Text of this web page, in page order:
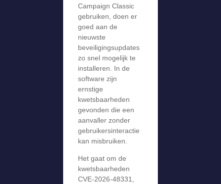
Campaign Classic
gebruiken, doen er
goed aan de
nieuwste
beveiligingsupdates
zo snel mogelijk te
installeren. In de
software zijn
ernstige
kwetsbaarheden
gevonden die een
aanvaller zonder
gebruikersinteractie
kan misbruiken.
Het gaat om de
kwetsbaarheden
CVE-2026-48331,